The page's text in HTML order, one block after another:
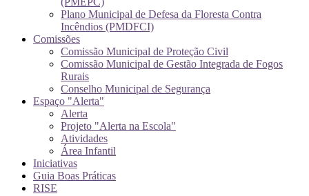
Plano Municipal de Defesa da Floresta Contra
Incêndios (PMDFCI)
Comissões
Comissão Municipal de Proteção Civil
Comissão Municipal de Gestão Integrada de Fogos
Rurais
Conselho Municipal de Segurança
Espaço "Alerta"
Alerta
Projeto "Alerta na Escola"
Atividades
Área Infantil
Iniciativas
Guia Boas Práticas
RISE